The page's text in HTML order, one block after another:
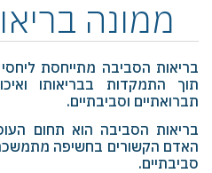
ממונה
בריאות הסביבה מתייחסת
תוך התמקדות בבריאותו
תברואתיים וסביבתיים.
בריאות הסביבה הוא תחום
האדם הקשורים בחשיפה
סביבתיים.